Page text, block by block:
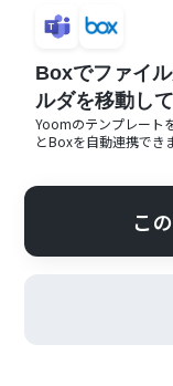
Boxでファイ
ルダを移動し
Yoomのテンプレート
とBoxを自動連携でき
こ